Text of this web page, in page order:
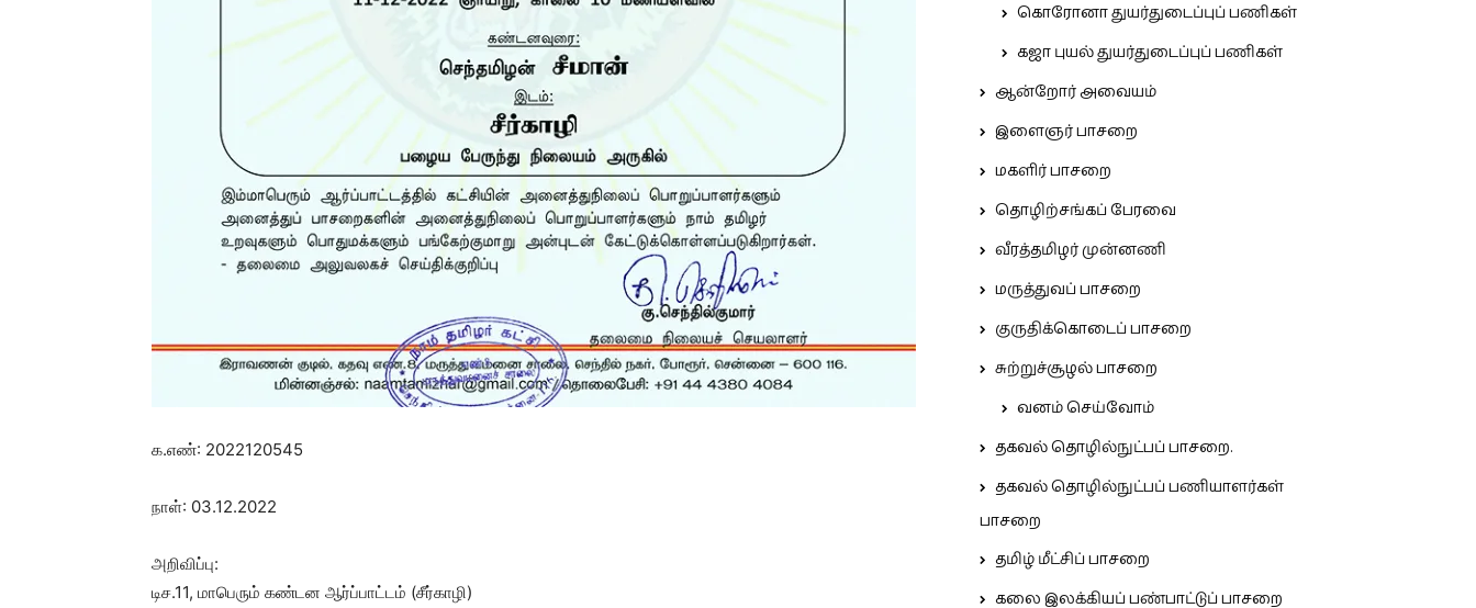
க.எண்: 2022120545
நாள்: 03.12.2022
அறிவிப்பு:
டிச.11, மாபெரும் கண்டன ஆர்ப்பாட்டம் (சீர்காழி)
கொரோனா துயர்துடைப்புப் பணிகள்
கஜா புயல் துயர்துடைப்புப் பணிகள்
ஆன்றோர் அவையம்
இளைஞர் பாசறை
மகளிர் பாசறை
தொழிற்சங்கப் பேரவை
வீரத்தமிழர் முன்னணி
மருத்துவப் பாசறை
குருதிக்கொடைப் பாசறை
சுற்றுச்சூழல் பாசறை
வனம் செய்வோம்
தகவல் தொழில்நுட்பப் பாசறை.
தகவல் தொழில்நுட்பப் பணியாளர்கள்
பாசறை
தமிழ் மீட்சிப் பாசறை
கலை இலக்கியப் பண்பாட்டுப் பாசறை